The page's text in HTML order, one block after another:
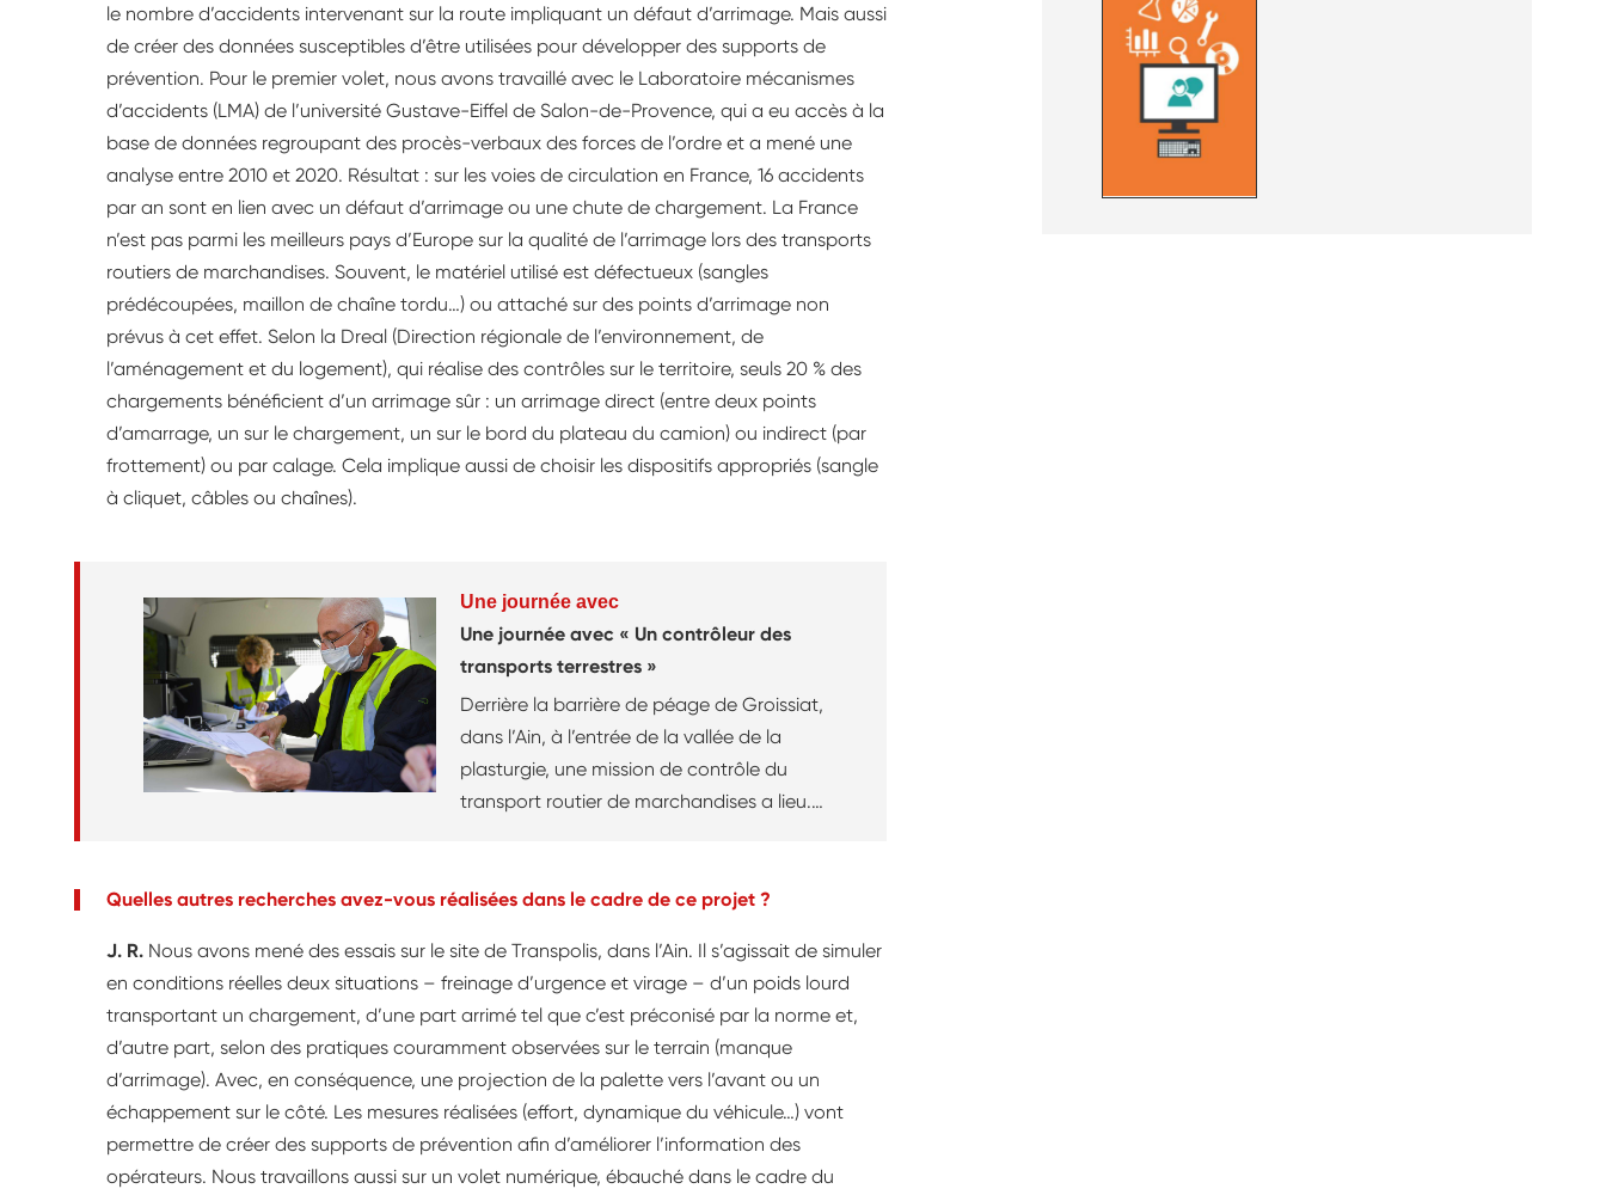
le nombre d’accidents intervenant sur la route impliquant un défaut d’arrimage. Mais aussi
de créer des données susceptibles d’être utilisées pour développer des supports de
prévention. Pour le premier volet, nous avons travaillé avec le Laboratoire mécanismes
d’accidents (LMA) de l’université Gustave-Eiffel de Salon-de-Provence, qui a eu accès à la
base de données regroupant des procès-verbaux des forces de l’ordre et a mené une
analyse entre 2010 et 2020. Résultat : sur les voies de circulation en France, 16 accidents
par an sont en lien avec un défaut d’arrimage ou une chute de chargement. La France
n’est pas parmi les meilleurs pays d’Europe sur la qualité de l’arrimage lors des transports
routiers de marchandises. Souvent, le matériel utilisé est défectueux (sangles
prédécoupées, maillon de chaîne tordu…) ou attaché sur des points d’arrimage non
prévus à cet effet. Selon la Dreal (Direction régionale de l’environnement, de
l’aménagement et du logement), qui réalise des contrôles sur le territoire, seuls 20 % des
chargements bénéficient d’un arrimage sûr : un arrimage direct (entre deux points
d’amarrage, un sur le chargement, un sur le bord du plateau du camion) ou indirect (par
frottement) ou par calage. Cela implique aussi de choisir les dispositifs appropriés (sangle
à cliquet, câbles ou chaînes).
Une journée avec
Une journée avec
Un contrôleur des
transports terrestres
Derrière la barrière de péage de Groissiat,
dans l’Ain, à l’entrée de la vallée de la
plasturgie, une mission de contrôle du
transport routier de marchandises a lieu.
l’environnement, de l’aménagement et du
participe à cette opération de trois heures,
organisée en concertation avec la
gendarmerie.
Quelles autres recherches avez-vous réalisées dans le cadre de ce projet ?
J. R. Nous avons mené des essais sur le site de Transpolis, dans l’Ain. Il s’agissait de simuler
en conditions réelles deux situations – freinage d’urgence et virage – d’un poids lourd
transportant un chargement, d’une part arrimé tel que c’est préconisé par la norme et,
d’autre part, selon des pratiques couramment observées sur le terrain (manque
d’arrimage). Avec, en conséquence, une projection de la palette vers l’avant ou un
échappement sur le côté. Les mesures réalisées (effort, dynamique du véhicule…) vont
permettre de créer des supports de prévention afin d’améliorer l’information des
opérateurs. Nous travaillons aussi sur un volet numérique, ébauché dans le cadre du